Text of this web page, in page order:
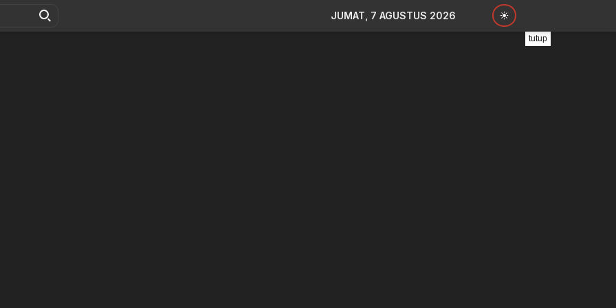
JUMAT, 7 AGUSTUS 2026
tutup